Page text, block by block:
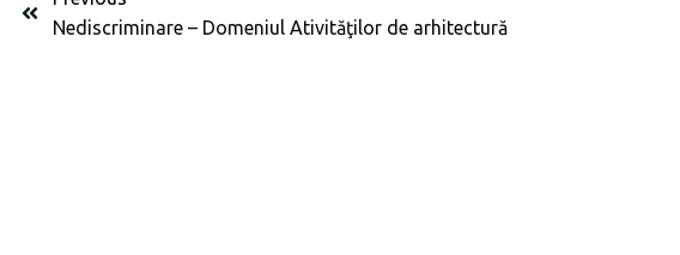
Nediscriminare – Domeniul Ativităţilor de arhitectură